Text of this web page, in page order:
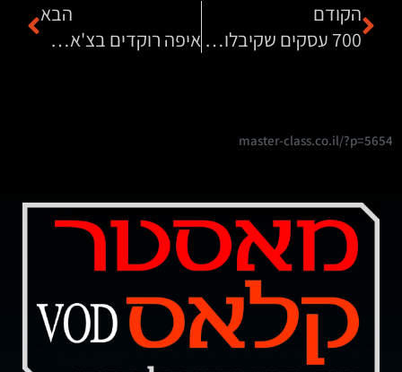
הקודם
700 עסקים שקיבלו פרסום באינטרנט
הבא
איפה רוקדים בצ'אטה?
master-class.co.il/?p=5654